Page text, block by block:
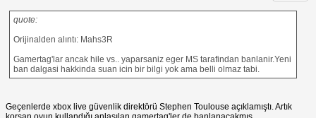
quote:
Orijinalden alıntı: Mahs3R
Gamertag'lar ancak hile vs.. yaparsaniz eger MS tarafindan banlanir.Yeni
ban dalgasi hakkinda suan icin bir bilgi yok ama belli olmaz tabi.
Geçenlerde xbox live güvenlik direktörü Stephen Toulouse açıklamıştı. Artık